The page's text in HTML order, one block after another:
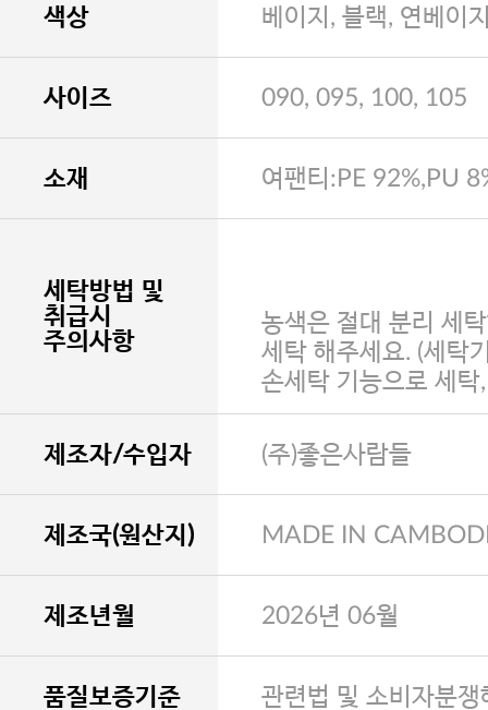
색상 베이지, 블랙, 연베이
사이즈 090, 095, 100, 105
소재 여팬티:PE 92%,PU
세탁방법 및
취급시
주의사항
농색은 절대 분리 세
세탁 해주세요. (세탁
손세탁 기능으로 세탁
제조자/수입자 (주)좋은사람들
제조국(원산지) MADE IN
제조년월 2026년 06월
품질보증기준 관련법 및 소비자분